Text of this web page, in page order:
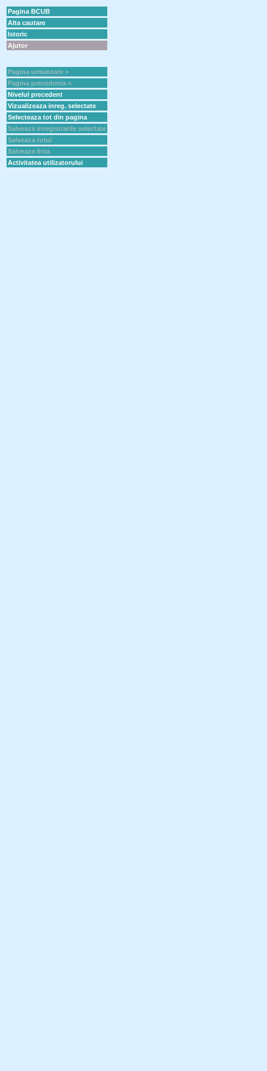
Pagina BCUB
Alta cautare
Istoric
Ajutor
Pagina urmatoare >
Pagina precedenta <
Nivelul precedent
Vizualizeaza inreg. selectate
Selecteaza tot din pagina
Salveaza inregistrarile selectate
Salveaza totul
Salveaza lista
Activitatea utilizatorului